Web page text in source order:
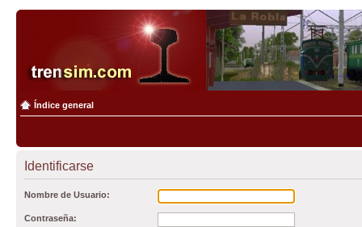
Índice general
Identificarse
Nombre de Usuario:
Contraseña: